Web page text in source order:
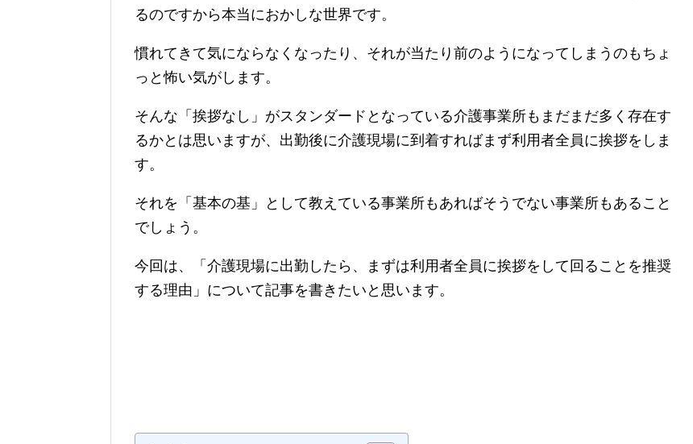
るのですから本当におかしな世界です。
慣れてきて気にならなくなったり、それが当たり前のようになってしまうのもちょ
っと怖い気がします。
そんな「挨拶なし」がスタンダードとなっている介護事業所もまだまだ多く存在す
るかとは思いますが、出勤後に介護現場に到着すればまず利用者全員に挨拶をしま
す。
それを「基本の基」として教えている事業所もあればそうでない事業所もあること
でしょう。
今回は、「介護現場に出勤したら、まずは利用者全員に挨拶をして回ることを推奨
する理由」について記事を書きたいと思います。